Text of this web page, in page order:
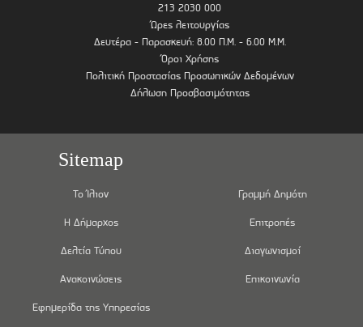
213 2030 000
Ώρες λειτουργίας
Δευτέρα - Παρασκευή: 8.00 Π.Μ. - 6.00 Μ.Μ.
Όροι Χρήσης
Πολιτική Προστασίας Προσωπικών Δεδομένων
Δήλωση Προσβασιμότητας
Sitemap
Το Ίλιον
Η Δήμαρχος
Δελτία Τύπου
Ανακοινώσεις
Εφημερίδα της Υπηρεσίας
Γραμμή Δημότη
Επιτροπές
Διαγωνισμοί
Επικοινωνία